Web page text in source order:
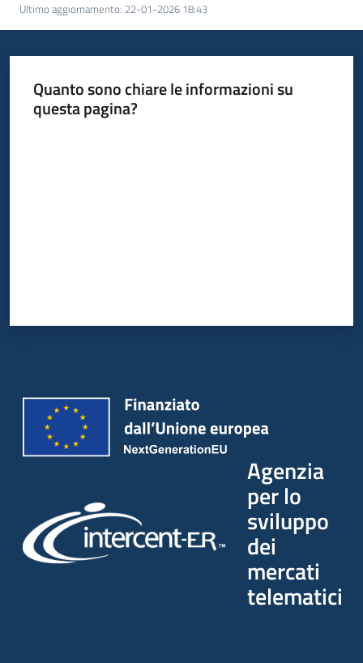
Supporto
telematiche
su
Ultimo aggiornamento: 22-01-2026 18:43
Quanto sono chiare le informazioni su
questa pagina?
Agenzia
per lo
sviluppo
dei
mercati
telematici